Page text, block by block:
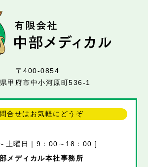
〒400-0854
甲府市中小河原町536-1
合せはお気軽にどうぞ
土曜日｜9：00～18：00 ]
メディカル本社事務所